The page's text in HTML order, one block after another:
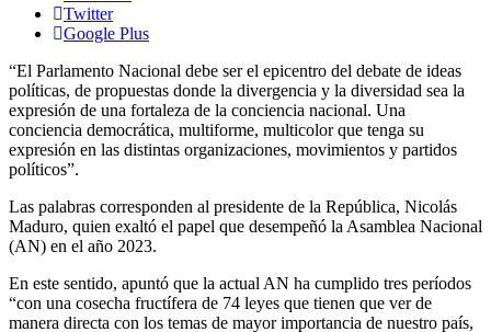
Twitter
Google Plus
“El Parlamento Nacional debe ser el epicentro del debate de ideas
políticas, de propuestas donde la divergencia y la diversidad sea la
expresión de una fortaleza de la conciencia nacional. Una
conciencia democrática, multiforme, multicolor que tenga su
expresión en las distintas organizaciones, movimientos y partidos
políticos”.
Las palabras corresponden al presidente de la República, Nicolás
Maduro, quien exaltó el papel que desempeñó la Asamblea Nacional
(AN) en el año 2023.
En este sentido, apuntó que la actual AN ha cumplido tres períodos
“con una cosecha fructífera de 74 leyes que tienen que ver de
manera directa con los temas de mayor importancia de nuestro país,